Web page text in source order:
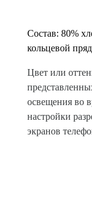
Состав: 80%
кольцевой
Цвет или
освещения во
настройки
экранов